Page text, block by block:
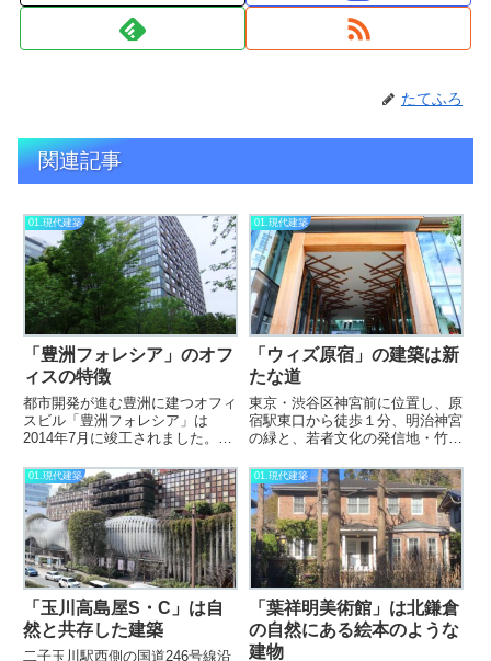
たてふろ
関連記事
01.現代建築
「豊洲フォレシア」のオフ
ィスの特徴
都市開発が進む豊洲に建つオフィ
スビル「豊洲フォレシア」は
2014年7月に竣工されました。
境の面でも、安全対策も優れた性
能を誇っています。今回はそんな
豊洲フォレシアの建築について紹
介します。豊洲の都市計画を形
成...
01.現代建築
「ウィズ原宿」の建築は新
たな道
東京・渋谷区神宮前に位置し、原
宿駅東口から徒歩１分、明治神宮
の緑と、若者文化の発信地・竹下
「ウィズ原宿」。その建築的特徴
と魅力を、３つの視点から掘り下
げてみます。
(function(b,c,f,g,a,d,e)...
01.現代建築
「玉川高島屋S・C」は自
然と共存した建築
二子玉川駅西側の国道246号線沿
01.現代建築
「葉祥明美術館」は北鎌倉
の自然にある絵本のような
建物